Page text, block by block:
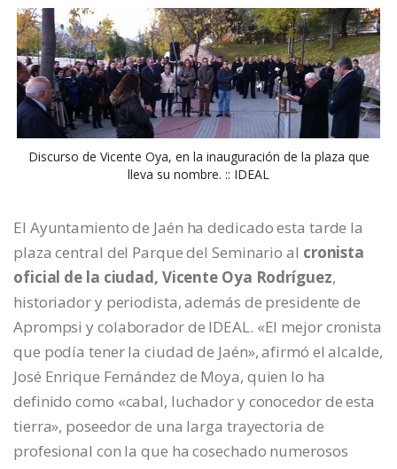
Discurso de Vicente Oya, en la inauguración de la plaza que
lleva su nombre. :: IDEAL
El Ayuntamiento de Jaén ha dedicado esta tarde la
plaza central del Parque del Seminario al cronista
oficial de la ciudad, Vicente Oya Rodríguez,
historiador y periodista, además de presidente de
Aprompsi y colaborador de IDEAL. «El mejor cronista
que podía tener la ciudad de Jaén», afirmó el alcalde,
José Enrique Fernández de Moya, quien lo ha
definido como «cabal, luchador y conocedor de esta
tierra», poseedor de una larga trayectoria de
profesional con la que ha cosechado numerosos